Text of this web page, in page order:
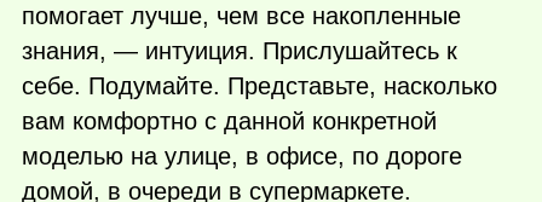
помогает лучше, чем все накопленные
знания, — интуиция. Прислушайтесь к
себе. Подумайте. Представьте, насколько
вам комфортно с данной конкретной
моделью на улице, в офисе, по дороге
домой, в очереди в супермаркете.